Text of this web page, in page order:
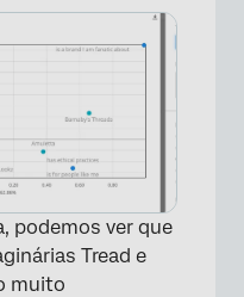
podemos ver que
Tread e
muito